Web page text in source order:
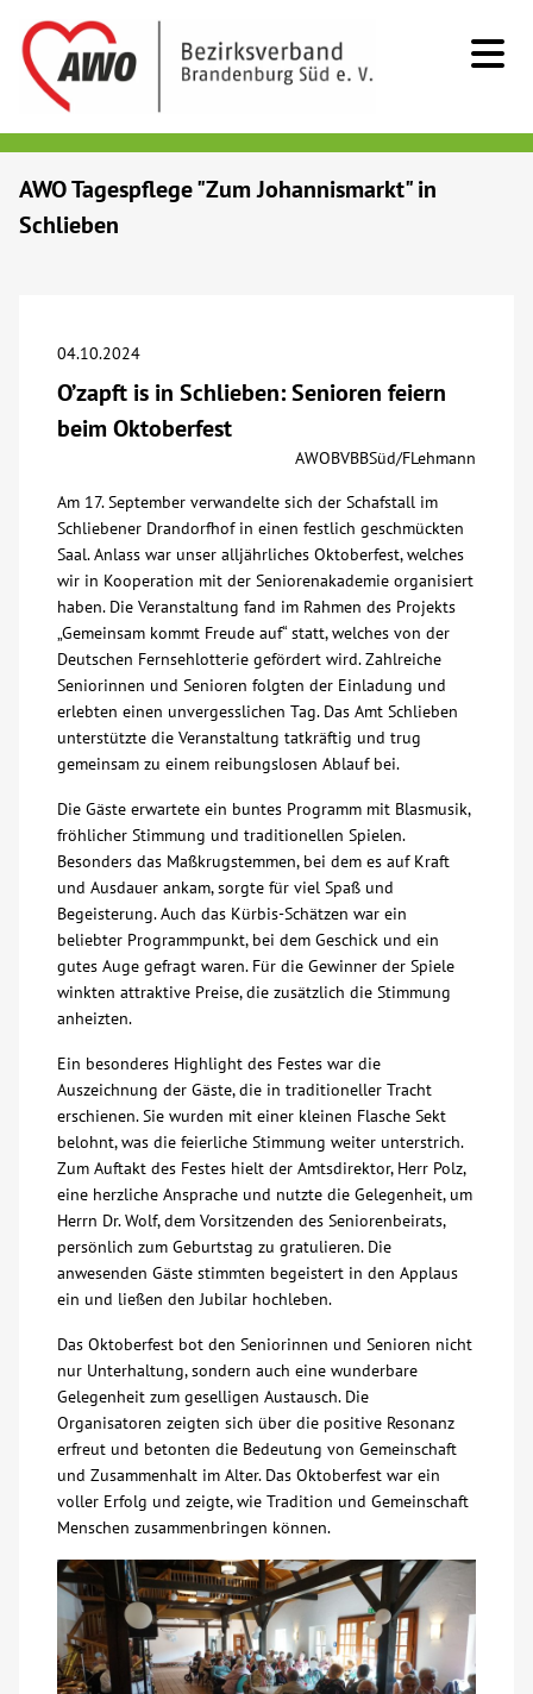
Senioren
Begegnung
Bildung
Über uns
Veranstaltungen
Spenden
Mitmachen
Karriere
Ausbildung
Glossar
Kontakt
AWO BB Süd
AWO Tagespflege "Zum Johannismarkt" in
Schlieben
04.10.2024
O’zapft is in Schlieben: Senioren feiern
beim Oktoberfest
AWOBVBBSüd/FLehmann
Am 17. September verwandelte sich der Schafstall im
Schliebener Drandorfhof in einen festlich geschmückten
Saal. Anlass war unser alljährliches Oktoberfest, welches
wir in Kooperation mit der Seniorenakademie organisiert
haben. Die Veranstaltung fand im Rahmen des Projekts
„Gemeinsam kommt Freude auf“ statt, welches von der
Deutschen Fernsehlotterie gefördert wird. Zahlreiche
Seniorinnen und Senioren folgten der Einladung und
erlebten einen unvergesslichen Tag. Das Amt Schlieben
unterstützte die Veranstaltung tatkräftig und trug
gemeinsam zu einem reibungslosen Ablauf bei.
Die Gäste erwartete ein buntes Programm mit Blasmusik,
fröhlicher Stimmung und traditionellen Spielen.
Besonders das Maßkrugstemmen, bei dem es auf Kraft
und Ausdauer ankam, sorgte für viel Spaß und
Begeisterung. Auch das Kürbis-Schätzen war ein
beliebter Programmpunkt, bei dem Geschick und ein
gutes Auge gefragt waren. Für die Gewinner der Spiele
winkten attraktive Preise, die zusätzlich die Stimmung
anheizten.
Ein besonderes Highlight des Festes war die
Auszeichnung der Gäste, die in traditioneller Tracht
erschienen. Sie wurden mit einer kleinen Flasche Sekt
belohnt, was die feierliche Stimmung weiter unterstrich.
Zum Auftakt des Festes hielt der Amtsdirektor, Herr Polz,
eine herzliche Ansprache und nutzte die Gelegenheit, um
Herrn Dr. Wolf, dem Vorsitzenden des Seniorenbeirats,
persönlich zum Geburtstag zu gratulieren. Die
anwesenden Gäste stimmten begeistert in den Applaus
ein und ließen den Jubilar hochleben.
Das Oktoberfest bot den Seniorinnen und Senioren nicht
nur Unterhaltung, sondern auch eine wunderbare
Gelegenheit zum geselligen Austausch. Die
Organisatoren zeigten sich über die positive Resonanz
erfreut und betonten die Bedeutung von Gemeinschaft
und Zusammenhalt im Alter. Das Oktoberfest war ein
voller Erfolg und zeigte, wie Tradition und Gemeinschaft
Menschen zusammenbringen können.